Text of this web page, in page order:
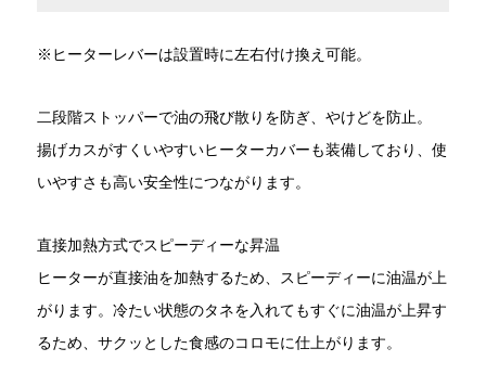
※ヒーターレバーは設置時に左右付け換え可能。
二段階ストッパーで油の飛び散りを防ぎ、やけどを防止。
揚げカスがすくいやすいヒーターカバーも装備しており、使
いやすさも高い安全性につながります。
直接加熱方式でスピーディーな昇温
ヒーターが直接油を加熱するため、スピーディーに油温が上
がります。冷たい状態のタネを入れてもすぐに油温が上昇す
るため、サクッとした食感のコロモに仕上がります。